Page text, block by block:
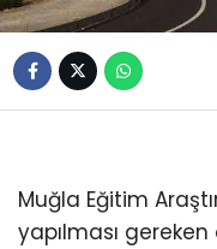
Muğla Eğitim
yapılması